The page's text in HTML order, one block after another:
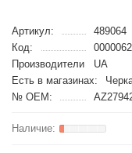
Артикул:
489064
Код:
Производители
UA
Есть в магазинах:
№ OEM: